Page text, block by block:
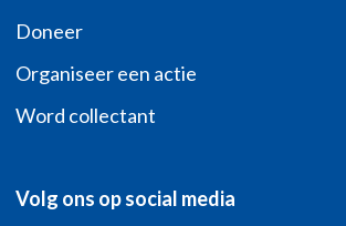
Doneer
Organiseer een actie
Word collectant
Volg ons op social media